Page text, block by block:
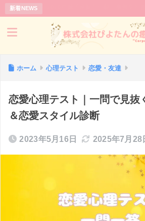
新着NEWS
ホーム 心理テスト 恋愛・友達
恋愛心理テスト｜一問で見抜
＆恋愛スタイル診断
2023年5月16日 2025年7月28